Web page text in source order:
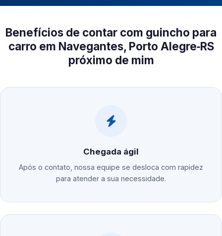
Benefícios de contar com guincho para
carro em Navegantes, Porto Alegre‑RS
próximo de mim
Chegada ágil
Após o contato, nossa equipe se desloca com rapidez
para atender a sua necessidade.